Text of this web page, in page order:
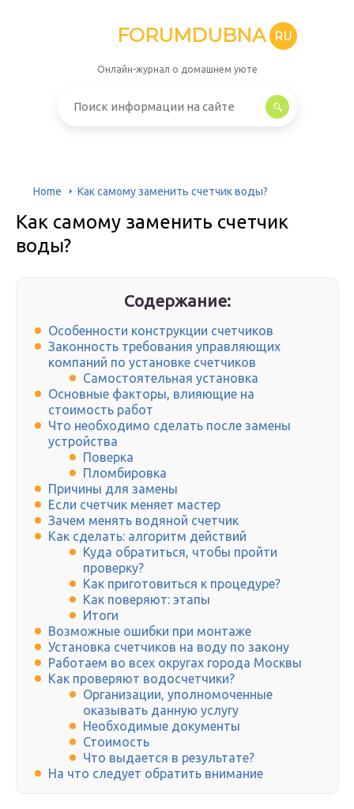
FORUMDUBNA RU
Онлайн-журнал о домашнем уюте
Home Как самому заменить счетчик воды?
Как самому заменить счетчик
воды?
Содержание:
Особенности конструкции счетчиков
Законность требования управляющих
компаний по установке счетчиков
Самостоятельная установка
Основные факторы, влияющие на
стоимость работ
Что необходимо сделать после замены
устройства
Поверка
Пломбировка
Причины для замены
Если счетчик меняет мастер
Зачем менять водяной счетчик
Как сделать: алгоритм действий
Куда обратиться, чтобы пройти
проверку?
Как приготовиться к процедуре?
Как поверяют: этапы
Итоги
Возможные ошибки при монтаже
Установка счетчиков на воду по закону
Работаем во всех округах города Москвы
Как проверяют водосчетчики?
Организации, уполномоченные
оказывать данную услугу
Необходимые документы
Стоимость
Что выдается в результате?
На что следует обратить внимание